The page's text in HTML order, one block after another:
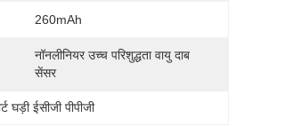
260mAh
नॉनलीनियर उच्च परिशुद्धता वायु दाब
सेंसर
घड़ी ईसीजी पीपीजी